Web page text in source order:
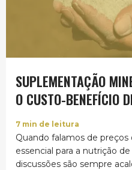
SUPLEMENTAÇÃO
O CUSTO-BENEFÍCIO
7 min de leitura
Quando falamos de
essencial para a nutrição
discussões são sempre